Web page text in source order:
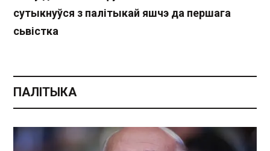
сутыкнуўся з палітыкай яшчэ да першага
сьвістка
ПАЛІТЫКА